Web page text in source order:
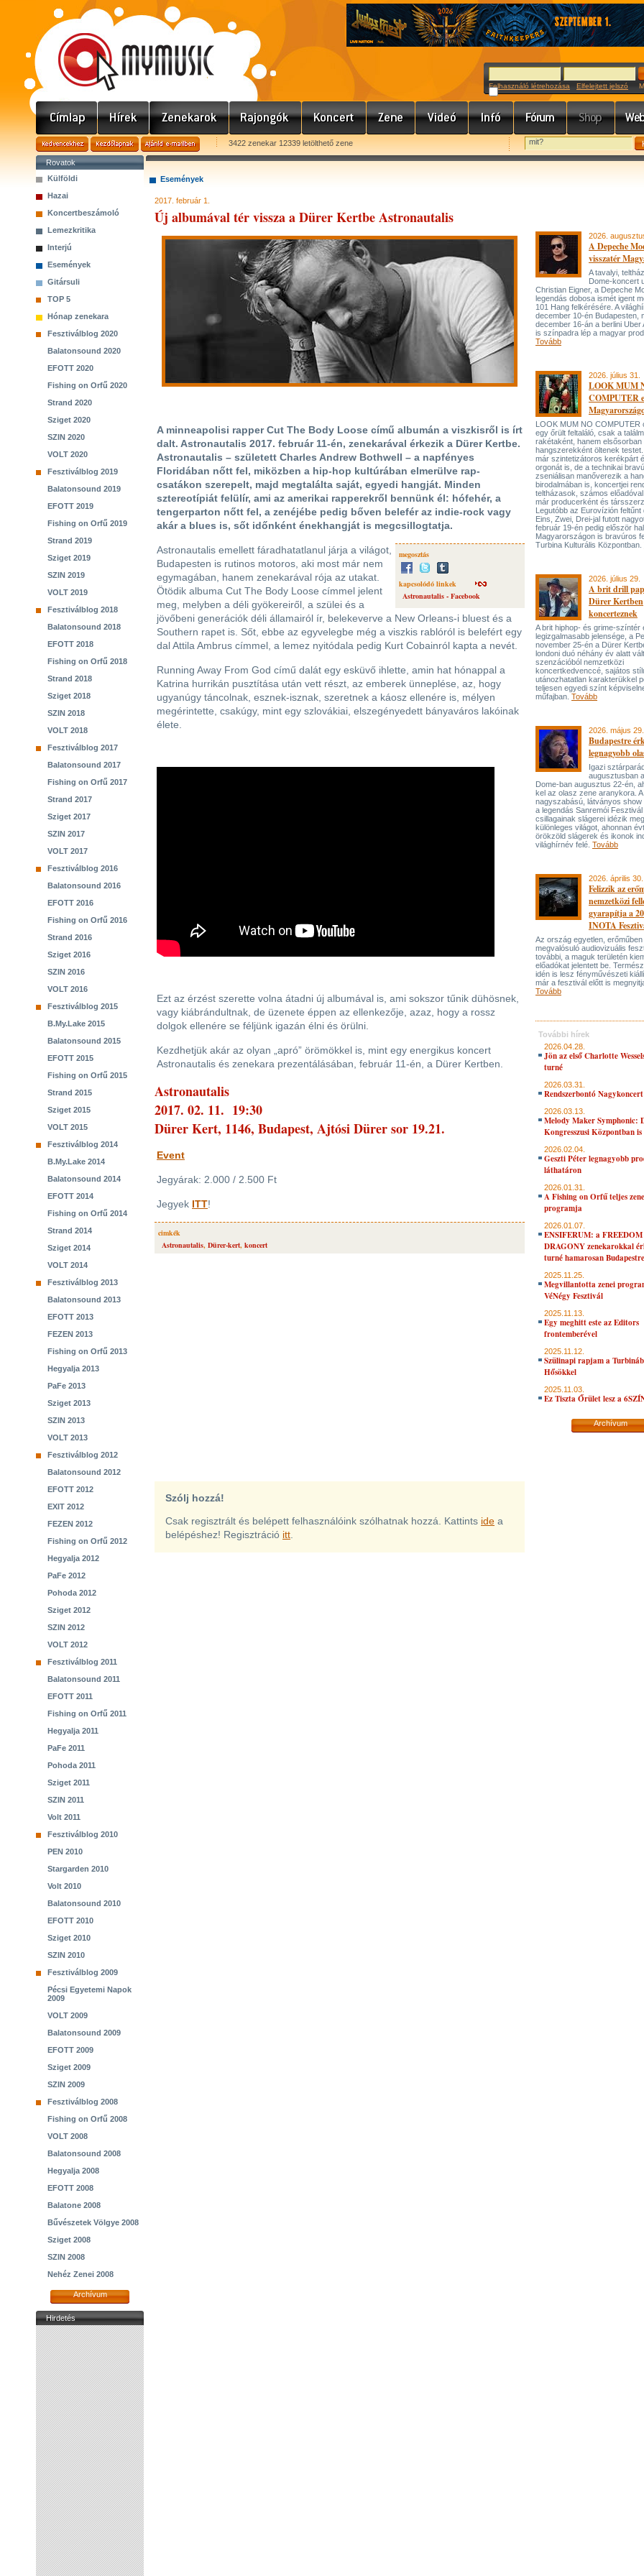
Felhasználó létrehozása Elfelejtett jelszó
3422 zenekar 12339 letölthető zene
Rovatok
Külföldi
Hazai
Koncertbeszámoló
Lemezkritika
Interjú
Események
Gitársuli
TOP 5
Hónap zenekara
Fesztiválblog 2020
Balatonsound 2020
EFOTT 2020
Fishing on Orfű 2020
Strand 2020
Sziget 2020
SZIN 2020
VOLT 2020
Fesztiválblog 2019
Balatonsound 2019
EFOTT 2019
Fishing on Orfű 2019
Strand 2019
Sziget 2019
SZIN 2019
VOLT 2019
Fesztiválblog 2018
Balatonsound 2018
EFOTT 2018
Fishing on Orfű 2018
Strand 2018
Sziget 2018
SZIN 2018
VOLT 2018
Fesztiválblog 2017
Balatonsound 2017
Fishing on Orfű 2017
Strand 2017
Sziget 2017
SZIN 2017
VOLT 2017
Fesztiválblog 2016
Balatonsound 2016
EFOTT 2016
Fishing on Orfű 2016
Strand 2016
Sziget 2016
SZIN 2016
VOLT 2016
Fesztiválblog 2015
B.My.Lake 2015
Balatonsound 2015
EFOTT 2015
Fishing on Orfű 2015
Strand 2015
Sziget 2015
VOLT 2015
Fesztiválblog 2014
B.My.Lake 2014
Balatonsound 2014
EFOTT 2014
Fishing on Orfű 2014
Strand 2014
Sziget 2014
VOLT 2014
Fesztiválblog 2013
Balatonsound 2013
EFOTT 2013
FEZEN 2013
Fishing on Orfű 2013
Hegyalja 2013
PaFe 2013
Sziget 2013
SZIN 2013
VOLT 2013
Fesztiválblog 2012
Balatonsound 2012
EFOTT 2012
EXIT 2012
FEZEN 2012
Fishing on Orfű 2012
Hegyalja 2012
PaFe 2012
Pohoda 2012
Sziget 2012
SZIN 2012
VOLT 2012
Fesztiválblog 2011
Balatonsound 2011
EFOTT 2011
Fishing on Orfű 2011
Hegyalja 2011
PaFe 2011
Pohoda 2011
Sziget 2011
SZIN 2011
Volt 2011
Fesztiválblog 2010
PEN 2010
Stargarden 2010
Volt 2010
Balatonsound 2010
EFOTT 2010
Sziget 2010
SZIN 2010
Fesztiválblog 2009
Pécsi Egyetemi Napok
2009
VOLT 2009
Balatonsound 2009
EFOTT 2009
Sziget 2009
SZIN 2009
Fesztiválblog 2008
Fishing on Orfű 2008
VOLT 2008
Balatonsound 2008
Hegyalja 2008
EFOTT 2008
Balatone 2008
Bűvészetek Völgye 2008
Sziget 2008
SZIN 2008
Nehéz Zenei 2008
Archívum
Hirdetés
Események
2017. február 1.
Új albumával tér vissza a Dürer Kertbe Astronautalis
A minneapolisi rapper Cut The Body Loose című albumán a viszkisről is írt
dalt. Astronautalis 2017. február 11-én, zenekarával érkezik a Dürer Kertbe.
Astronautalis – született Charles Andrew Bothwell – a napfényes
Floridában nőtt fel, miközben a hip-hop kultúrában elmerülve rap-
csatákon szerepelt, majd megtalálta saját, egyedi hangját. Minden
sztereotípiát felülír, ami az amerikai rapperekről bennünk él: hófehér, a
tengerparton nőtt fel, a zenéjébe pedig bőven belefér az indie-rock vagy
akár a blues is, sőt időnként énekhangját is megcsillogtatja.
megosztás
kapcsolódó linkek
Astronautalis - Facebook
Astronautalis emellett fáradhatatlanul járja a világot,
Budapesten is rutinos motoros, aki most már nem
egymagában, hanem zenekarával rója az utakat.
Ötödik albuma Cut The Body Loose címmel jelent
meg, melyben a déli gyökereiről, a szülei és a
jövőbeni generációk déli államairól ír, belekeverve a New Orleans-i bluest és a
Southern rapet is. Sőt, ebbe az egyvelegbe még a viszkis rablóról is belefért egy
dal Attila Ambrus címmel, a lemez nyitódala pedig Kurt Cobainról kapta a nevét.
Running Away From God című dalát egy esküvő ihlette, amin hat hónappal a
Katrina hurrikán pusztítása után vett részt, az emberek ünneplése, az, hogy
ugyanúgy táncolnak, esznek-isznak, szeretnek a káosz ellenére is, mélyen
megérintette, csakúgy, mint egy szlovákiai, elszegényedett bányaváros lakóinak
élete.
Ezt az érzést szerette volna átadni új albumával is, ami sokszor tűnik dühösnek,
vagy kiábrándultnak, de üzenete éppen az ellenkezője, azaz, hogy a rossz
dolgok ellenére se féljünk igazán élni és örülni.
Kezdhetjük akár az olyan „apró” örömökkel is, mint egy energikus koncert
Astronautalis és zenekara prezentálásában, február 11-én, a Dürer Kertben.
Astronautalis
2017. 02. 11. 19:30
Dürer Kert, 1146, Budapest, Ajtósi Dürer sor 19.21.
Event
Jegyárak: 2.000 / 2.500 Ft
Jegyek ITT!
cimkék
Astronautalis, Dürer-kert, koncert
Szólj hozzá!
Csak regisztrált és belépett felhasználóink szólhatnak hozzá. Kattints ide a
belépéshez! Regisztráció itt
2026.
A Depeche
visszatér
A tavalyi,
Dome-koncert
Christian Eigner, a Depeche
legendás dobosa ismét igent
101 Hang felkérésére. A
december 10-én Budapesten,
december 16-án a berlini Uber
is színpadra lép a magyar
Tovább
2026. július 31.
LOOK MUM
COMPUTER
LOOK MUM NO COMPUTER
egy őrült feltaláló, csak a
rakétaként, hanem elsősorban
hangszerekként öltenek
már szintetizátoros kerékpárt
orgonát is, de a technikai
zseniálisan manőverezik a
birodalmában is, koncertjei
teltházasok, számos
már producerként és
Legutóbb az Eurovízión feltűnt
Eins, Zwei, Drei-jal futott
február 19-én pedig először
Magyarországon is bravúros
Turbina Kulturális Központban.
2026. július 29.
A brit drill
Dürer Kertben
koncerteznek
A brit hiphop- és grime-színtér
legizgalmasabb jelensége, a
november 25-én a Dürer
londoni duó néhány év alatt
szenzációból nemzetközi
koncertkedvenccé, sajátos
utánozhatatlan karakterükkel
teljesen egyedi színt
műfajban. Tovább
2026. május 29.
Budapestre
legnagyobb
Igazi
augusztusban
Dome-ban augusztus 22-én,
kel az olasz zene aranykora. A
nagyszabású, látványos show
a legendás Sanremói Fesztivál
csillagainak slágerei idézik
különleges világot, ahonnan
örökzöld slágerek és ikonok
világhírnév felé. Tovább
2026. április 30.
Felizzik az
nemzetközi
gyarapítja a
INOTA
Az ország egyetlen, erőműben
megvalósuló audiovizuális
további, a maguk területén
előadókat jelentett be.
idén is lesz fényművészeti
már a fesztivál előtt is
Tovább
További hírek
2026.04.28.
Jön az első Charlotte
turné
2026.03.31.
Rendszerbontó Nagykoncert
2026.03.13.
Melody Maker Symphonic:
Kongresszusi Központban is
2026.02.04.
Geszti Péter legnagyobb
láthatáron
2026.01.31.
A Fishing on Orfű teljes
programja
2026.01.07.
ENSIFERUM: a
DRAGONY zenekarokkal
turné hamarosan Budapestre
2025.11.25.
Megvillantotta zenei
VéNégy Fesztivál
2025.11.13.
Egy meghitt este az Editors
frontemberével
2025.11.12.
Szülinapi rapjam a
Hősökkel
2025.11.03.
Ez Tiszta Őrület lesz a
Archívum